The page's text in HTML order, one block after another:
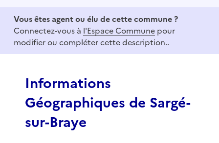
f
Vous êtes agent ou élu de cette commune ?
Connectez-vous à l'Espace Commune pour
modifier ou compléter cette description..
Informations
Géographiques de Sargé-
sur-Braye